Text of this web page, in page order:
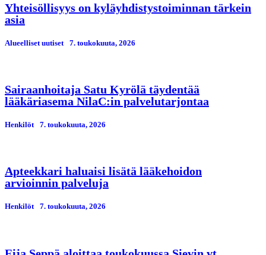
Yhteisöllisyys on kyläyhdistystoiminnan tärkein
asia
Alueelliset uutiset 7. toukokuuta, 2026
Sairaanhoitaja Satu Kyrölä täydentää
lääkäriasema NilaC:in palvelutarjontaa
Henkilöt 7. toukokuuta, 2026
Apteekkari haluaisi lisätä lääkehoidon
arvioinnin palveluja
Henkilöt 7. toukokuuta, 2026